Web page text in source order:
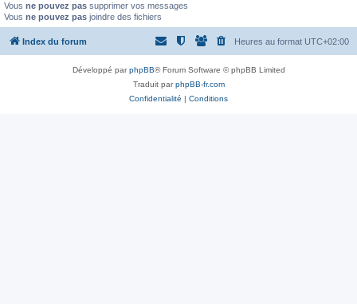
Vous ne pouvez pas supprimer vos messages
Vous ne pouvez pas joindre des fichiers
Index du forum Heures au format UTC+02:00
Développé parphpBB® Forum Software © phpBB Limited
Traduit parphpBB-fr.com
Confidentialité | Conditions